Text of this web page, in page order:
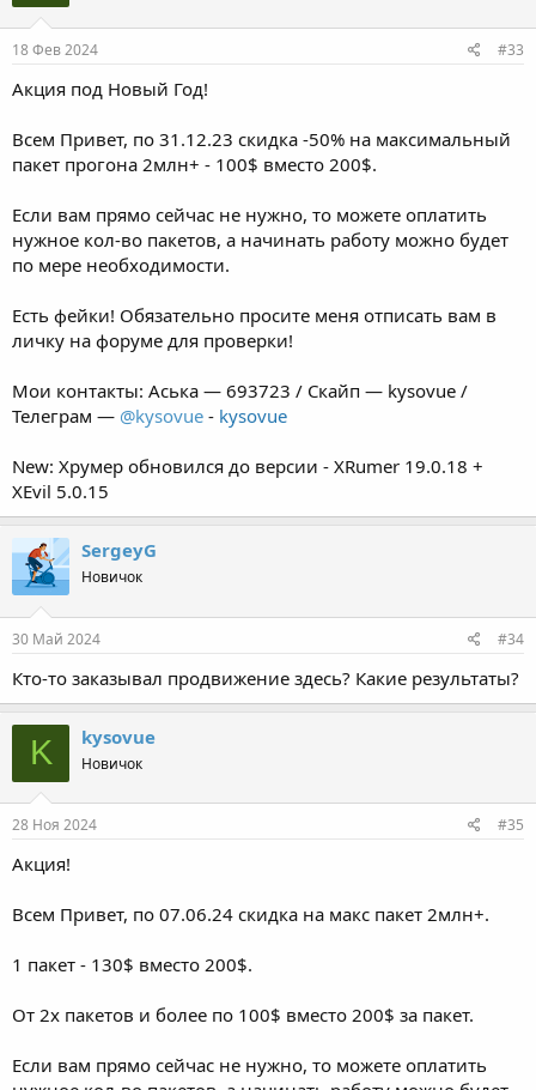
18 Фев 2024 #33
Акция под Новый Год!
Всем Привет, по 31.12.23 скидка -50% на максимальный
пакет прогона 2млн+ - 100$ вместо 200$.
Если вам прямо сейчас не нужно, то можете оплатить
нужное кол-во пакетов, а начинать работу можно будет
по мере необходимости.
Есть фейки! Обязательно просите меня отписать вам в
личку на форуме для проверки!
Мои контакты: Аська — 693723 / Скайп — kysovue /
Телеграм — @kysovue - kysovue
New: Хрумер обновился до версии - XRumer 19.0.18 +
XEvil 5.0.15
SergeyG
Новичок
30 Май 2024 #34
Кто-то заказывал продвижение здесь? Какие результаты?
K kysovue
Новичок
28 Ноя 2024 #35
Акция!
Всем Привет, по 07.06.24 скидка на макс пакет 2млн+.
1 пакет - 130$ вместо 200$.
От 2х пакетов и более по 100$ вместо 200$ за пакет.
Если вам прямо сейчас не нужно, то можете оплатить